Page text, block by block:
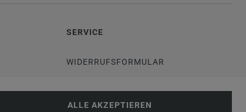
SERVICE
WIDERRUFSFORMULAR
DATENSCHUTZERKLÄRUNG
ALLE AKZEPTIEREN